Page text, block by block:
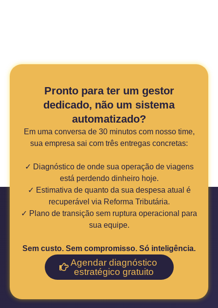
Pronto para ter um gestor
dedicado, não um sistema
automatizado?
Em uma conversa de 30 minutos com nosso time,
sua empresa sai com três entregas concretas:
✓ Diagnóstico de onde sua operação de viagens
está perdendo dinheiro hoje.
✓ Estimativa de quanto da sua despesa atual é
recuperável via Reforma Tributária.
✓ Plano de transição sem ruptura operacional para
sua equipe.
Sem custo. Sem compromisso. Só inteligência.
Agendar diagnóstico
estratégico gratuito